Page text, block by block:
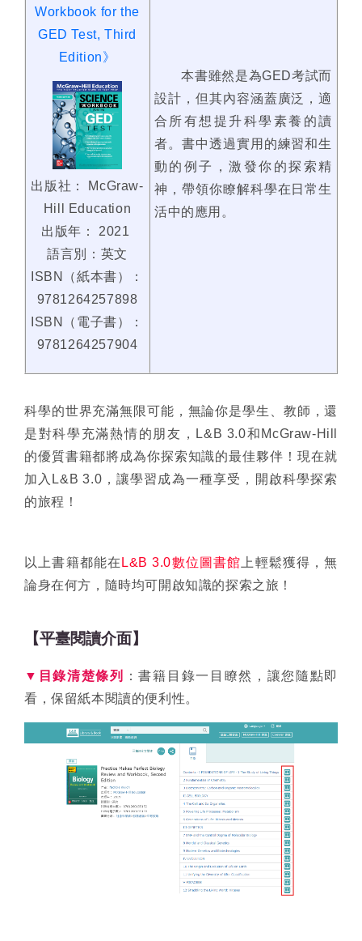
Workbook for the
GED Test, Third
Edition》
出版社： McGraw-
Hill Education
出版年： 2021
語言別：英文
ISBN（紙本書）：
9781264257898
ISBN（電子書）：
9781264257904
本書雖然是為GED考試而
設計，但其內容涵蓋廣泛，適
合所有想提升科學素養的讀
者。書中透過實用的練習和生
動的例子，激發你的探索精
神，帶領你瞭解科學在日常生
活中的應用。
科學的世界充滿無限可能，無論你是學生、教師，還
是對科學充滿熱情的朋友，L&B 3.0和McGraw-Hill
的優質書籍都將成為你探索知識的最佳夥伴！現在就
加入L&B 3.0，讓學習成為一種享受，開啟科學探索
的旅程！
以上書籍都能在 L&B 3.0數位圖書館 上輕鬆獲得，無
論身在何方，隨時均可開啟知識的探索之旅！
【平臺閱讀介面】
▼目錄清楚條列
：書籍目錄一目瞭然，讓您隨點即
看，保留紙本閱讀的便利性。